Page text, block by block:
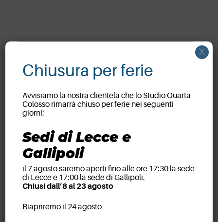
Partner ufficiali
dell’U.S. Lecce
Chiusura per ferie
Avvisiamo la nostra clientela che lo Studio Quarta
Colosso rimarrà chiuso per ferie nei seguenti
giorni:
Sedi di Lecce e
Gallipoli
il 7 agosto saremo aperti fino alle ore 17:30 la sede
di Lecce e 17:00 la sede di Gallipoli.
Chiusi dall’8 al 23 agosto
Riapriremo il 24 agosto
X